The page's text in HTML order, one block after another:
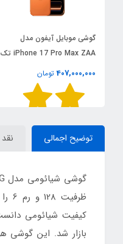
گوشی موبایل آیفون مدل
iPhone 17 Pro Max ZAA تک
گیگابایت (نات اکتیو)
407,000,000 تومان
توضیح اجمالی
بازار شد. این گوشی